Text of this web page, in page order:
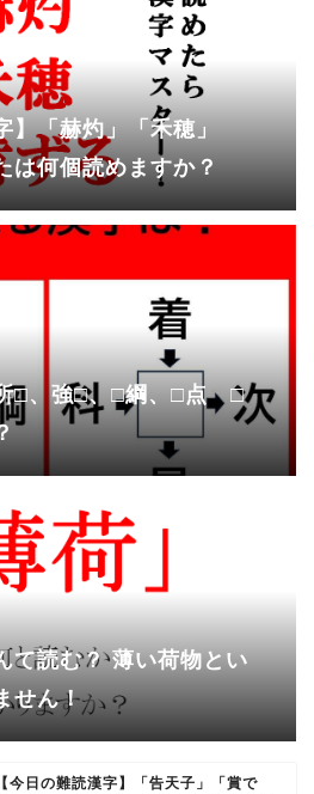
】「赫灼」「禾穂」
は何個読めますか？
□、強□、□綱、□点 □
て読む？ 薄い荷物とい
せん！
【今日の難読漢字】「告天子」「賞で